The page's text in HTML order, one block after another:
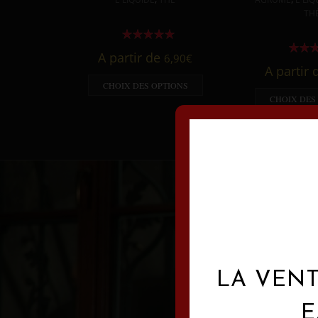
A partir de 6,90€
CHOIX DES OPTIONS
A partir
CHOIX DES
LA